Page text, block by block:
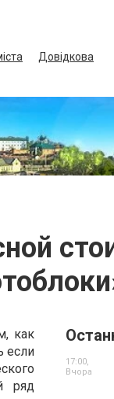
Довідкова
как
если
ряд
17:00,
Вчора